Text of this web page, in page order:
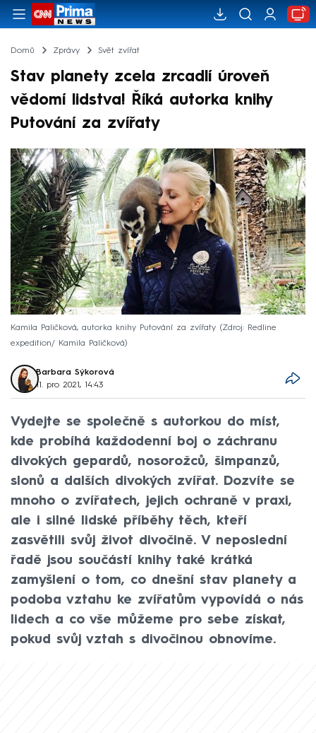
Domů Zprávy Svět zvířat
Stav planety zcela zrcadlí úroveň
vědomí lidstva! Říká autorka knihy
Putování za zvířaty
Kamila Paličková, autorka knihy Putování za zvířaty
Zdroj: Redline
expedition/ Kamila Paličková
Barbara Sýkorová
11. pro 2021, 14:43
Vydejte se společně s autorkou do míst,
kde probíhá každodenní boj o záchranu
divokých gepardů, nosorožců, šimpanzů,
slonů a dalších divokých zvířat. Dozvíte se
mnoho o zvířatech, jejich ochraně v praxi,
ale i silné lidské příběhy těch, kteří
zasvětili svůj život divočině. V neposlední
řadě jsou součástí knihy také krátká
zamyšlení o tom, co dnešní stav planety a
podoba vztahu ke zvířatům vypovídá o nás
lidech a co vše můžeme pro sebe získat,
pokud svůj vztah s divočinou obnovíme.